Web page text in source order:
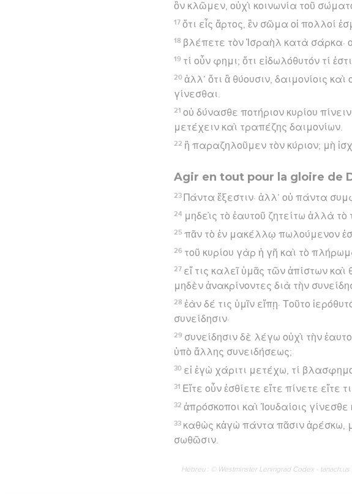
ὃν κλῶμεν, οὐχὶ κοινωνία τοῦ
17 ὅτι εἷς ἄρτος, ἓν σῶμα οἱ πολλοί
18 βλέπετε τὸν Ἰσραὴλ κατὰ σάρκα·
19 τί οὖν φημι; ὅτι εἰδωλόθυτόν τί
20 ἀλλ’ ὅτι ἃ θύουσιν, δαιμονίοις
γίνεσθαι.
21 οὐ δύνασθε ποτήριον κυρίου
μετέχειν καὶ τραπέζης δαιμονίων.
22 ἢ παραζηλοῦμεν τὸν κύριον; μὴ
Agir en tout pour la gloire de
23 Πάντα ἔξεστιν· ἀλλ’ οὐ πάντα
24 μηδεὶς τὸ ἑαυτοῦ ζητείτω ἀλλὰ τὸ
25 πᾶν τὸ ἐν μακέλλῳ πωλούμενον
26 τοῦ κυρίου γὰρ ἡ γῆ καὶ τὸ
27 εἴ τις καλεῖ ὑμᾶς τῶν ἀπίστων
μηδὲν ἀνακρίνοντες διὰ τὴν
28 ἐὰν δέ τις ὑμῖν εἴπῃ· Τοῦτο
συνείδησιν·
29 συνείδησιν δὲ λέγω οὐχὶ τὴν
ὑπὸ ἄλλης συνειδήσεως;
30 εἰ ἐγὼ χάριτι μετέχω, τί
31 Εἴτε οὖν ἐσθίετε εἴτε πίνετε εἴτε
32 ἀπρόσκοποι καὶ Ἰουδαίοις
33 καθὼς κἀγὼ πάντα πᾶσιν ἀρέσκω,
σωθῶσιν.
Hébreu : © Westminster Leningrad Codex -